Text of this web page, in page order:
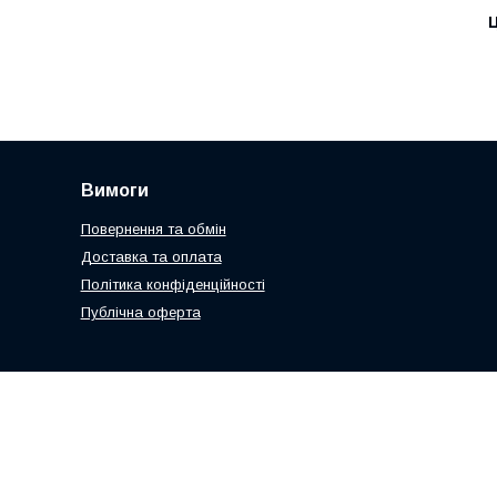
Вимоги
Повернення та обмін
Доставка та оплата
Політика конфіденційності
Публічна оферта